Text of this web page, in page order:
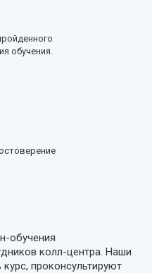
обучения.
обучения
колл-центра. Наши
проконсультируют